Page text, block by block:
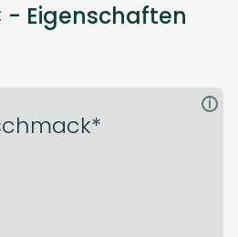
- Eigenschaften
i